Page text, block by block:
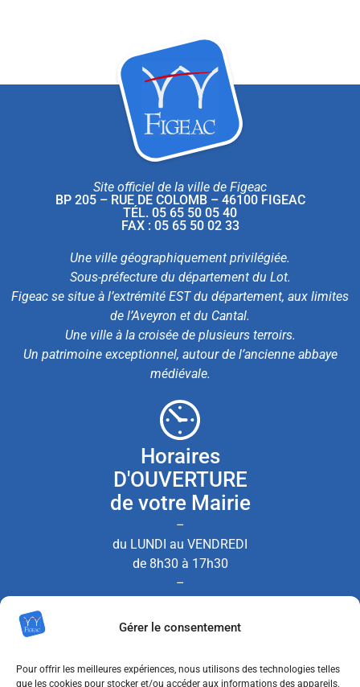
Gérer le consentement
Pour offrir les meilleures expériences, nous utilisons des technologies telles
que les cookies pour stocker et/ou accéder aux informations des appareils.
Site officiel de la ville de Figeac
BP 205 – RUE DE COLOMB – 46100 FIGEAC
TÉL. 05 65 50 05 40
FAX : 05 65 50 02 33
Une ville géographiquement privilégiée.
Sous-préfecture du département du Lot.
Figeac se situe à l’extrémité EST du département, aux limites
de l’Aveyron et du Cantal.
Une ville à la croisée de plusieurs terroirs.
Un patrimoine exceptionnel, autour de l’ancienne abbaye
médiévale.
Horaires
D'OUVERTURE
de votre Mairie
–
du LUNDI au VENDREDI
de 8h30 à 17h30
–